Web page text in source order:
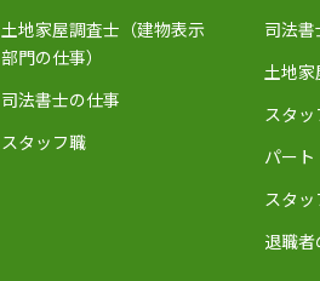
土地家屋調査士（建物表示
部門の仕事）
司法書士の仕事
スタッフ職
司法書
土地
スタッ
パート
スタ
退職者